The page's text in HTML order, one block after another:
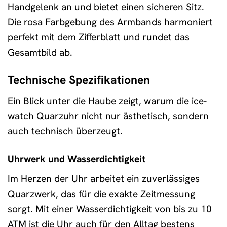
Handgelenk an und bietet einen sicheren Sitz.
Die rosa Farbgebung des Armbands harmoniert
perfekt mit dem Zifferblatt und rundet das
Gesamtbild ab.
Technische Spezifikationen
Ein Blick unter die Haube zeigt, warum die ice-
watch Quarzuhr nicht nur ästhetisch, sondern
auch technisch überzeugt.
Uhrwerk und Wasserdichtigkeit
Im Herzen der Uhr arbeitet ein zuverlässiges
Quarzwerk, das für die exakte Zeitmessung
sorgt. Mit einer Wasserdichtigkeit von bis zu 10
ATM ist die Uhr auch für den Alltag bestens